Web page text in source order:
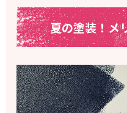
夏の塗装！メ